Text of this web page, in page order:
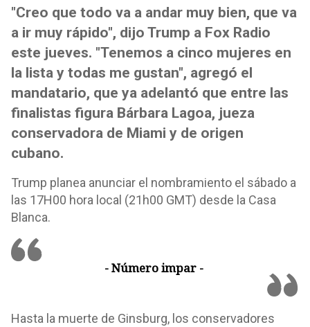
"Creo que todo va a andar muy bien, que va
a ir muy rápido", dijo Trump a Fox Radio
este jueves. "Tenemos a cinco mujeres en
la lista y todas me gustan", agregó el
mandatario, que ya adelantó que entre las
finalistas figura Bárbara Lagoa, jueza
conservadora de Miami y de origen
cubano.
Trump planea anunciar el nombramiento el sábado a
las 17H00 hora local (21h00 GMT) desde la Casa
Blanca.
- Número impar -
Hasta la muerte de Ginsburg, los conservadores